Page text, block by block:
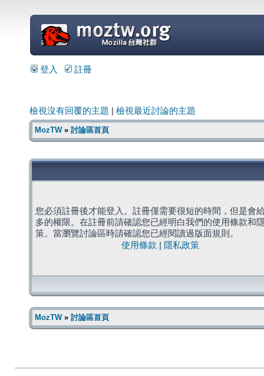
=
登入 註冊
檢視沒有回覆的主題 檢視最近討論的主題
MozTW» 討論區首頁
您必須註冊後才能登入。註冊僅需要很短的時間，但是會
多的權限。在註冊前請確認您已經明白我們的使用條款和
策。當瀏覽討論區時請確認您已經閱讀過版面規則。
使用條款
隱私政策
MozTW» 討論區首頁